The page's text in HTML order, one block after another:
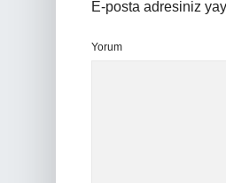
E-posta adresiniz
Yorum